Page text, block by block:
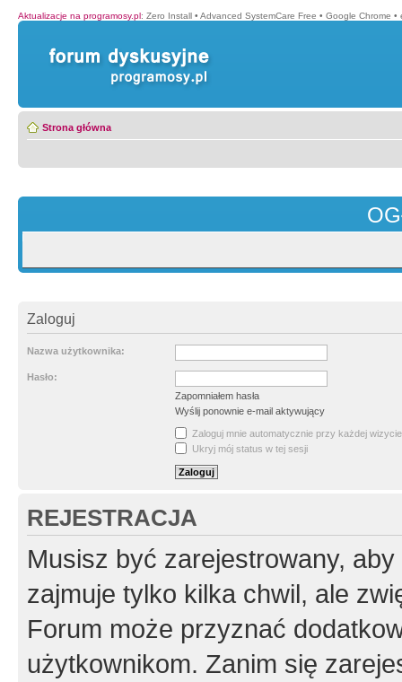
Aktualizacje na programosy.pl: Zero Install • Advanced SystemCare Free • Google Chrome •
Strona główna
Zaloguj
Nazwa użytkownika:
Hasło:
Zapomniałem hasła
Wyślij ponownie e-mail aktywujący
Zaloguj mnie automatycznie przy każdej wizycie
Ukryj mój status w tej sesji
REJESTRACJA
Musisz być zarejestrowany,
zajmuje tylko kilka chwil, ale
Forum może przyznać
użytkownikom. Zanim się